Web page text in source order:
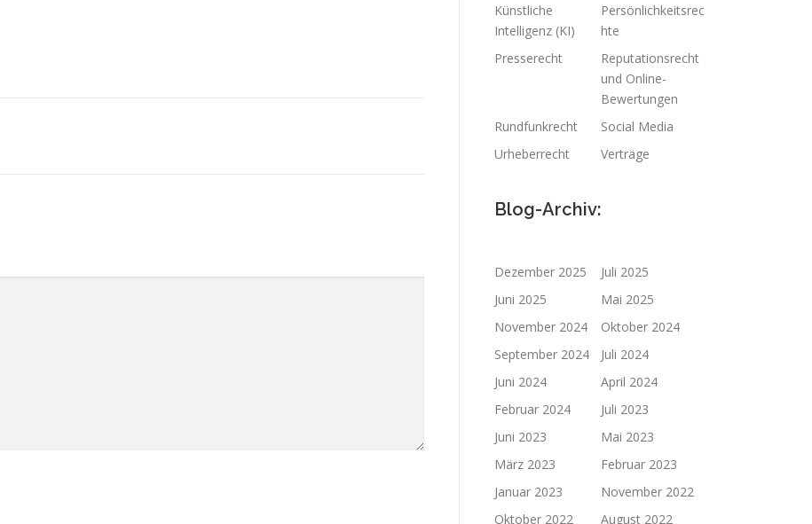
Künstliche
Intelligenz (KI)
Persönlichkeitsrec
hte
Presserecht
Reputationsrecht
und Online-
Bewertungen
Rundfunkrecht
Social Media
Urheberrecht
Verträge
Blog-Archiv:
Dezember 2025
Juli 2025
Juni 2025
Mai 2025
November 2024
Oktober 2024
September 2024
Juli 2024
Juni 2024
April 2024
Februar 2024
Juli 2023
Juni 2023
Mai 2023
März 2023
Februar 2023
Januar 2023
November 2022
Oktober 2022
August 2022